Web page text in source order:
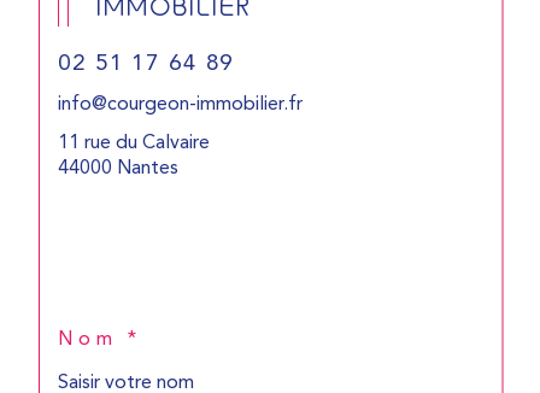
IMMOBILIER
02 51 17 64 89
info@courgeon-immobilier.fr
11 rue du Calvaire
44000 Nantes
Nom *